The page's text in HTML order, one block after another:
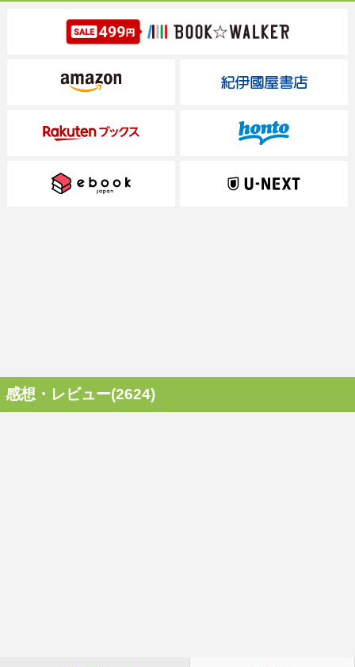
感想・レビュー(2624)